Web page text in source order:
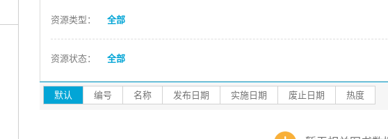
资源类型： 全部
资源状态： 全部
默认 编号 名称 发布日期 实施日期 废止日期 热度